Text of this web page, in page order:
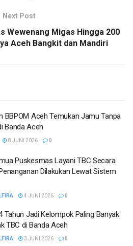
Next Post
Wewenang Migas Hingga 200
Aceh Bangkit dan Mandiri
BBPOM Aceh Temukan Jamu Tanpa
Banda Aceh
8 JUNI 2026 0
Puskesmas Layani TBC Secara
Dilakukan Lewat Sistem
4 JUNI 2026 0
Tahun Jadi Kelompok Paling Banyak
TBC di Banda Aceh
3 JUNI 2026 0